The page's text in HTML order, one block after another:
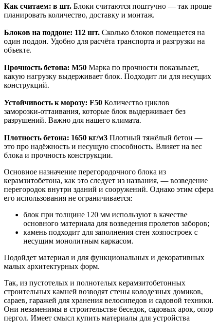
Как считаем: в шт. Блоки считаются поштучно — так проще
планировать количество, доставку и монтаж.
Блоков на поддоне: 112 шт. Сколько блоков помещается на
один поддон. Удобно для расчёта транспорта и разгрузки на
объекте.
Прочность бетона: M50 Марка по прочности показывает,
какую нагрузку выдерживает блок. Подходит ли для несущих
конструкций.
Устойчивость к морозу: F50 Количество циклов
заморозки‑оттаивания, которые блок выдерживает без
разрушений. Важно для нашего климата.
Плотность бетона: 1650 кг/м3 Плотный тяжёлый бетон —
это про надёжность и несущую способность. Влияет на вес
блока и прочность конструкции.
Основное назначение перегородочного блока из
керамзитобетона, как это следует из названия, — возведение
перегородок внутри зданий и сооружений. Однако этим сфера
его использования не ограничивается:
блок при толщине 120 мм используют в качестве
основного материала для возведения пролетов заборов;
камень подходит для заполнения стен хозпостроек с
несущим монолитным каркасом.
Подойдет материал и для функциональных и декоративных
малых архитектурных форм.
Так, из пустотелых и полнотелых керамзитобетонных
строительных камней возводят стены колодезных домиков,
сараев, гаражей для хранения велосипедов и садовой техники.
Они незаменимы в строительстве беседок, садовых арок, опор
пергол. Имеет смысл купить материалы для устройства